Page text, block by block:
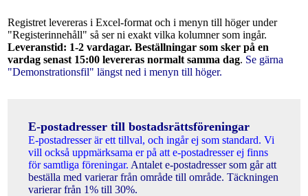
Registret levereras i Excel-format och i menyn till höger under
"Registerinnehåll" så ser ni exakt vilka kolumner som ingår.
Leveranstid: 1-2 vardagar. Beställningar som sker på en
vardag senast 15:00 levereras normalt samma dag. Se gärna
"Demonstrationsfil" längst ned i menyn till höger.
E-postadresser till bostadsrättsföreningar
E-postadresser är ett tillval, och ingår ej som standard. Vi
vill också uppmärksama er på att e-postadresser ej finns
för samtliga föreningar. Antalet e-postadresser som går att
beställa med varierar från område till område. Täckningen
varierar från 1% till 30%.